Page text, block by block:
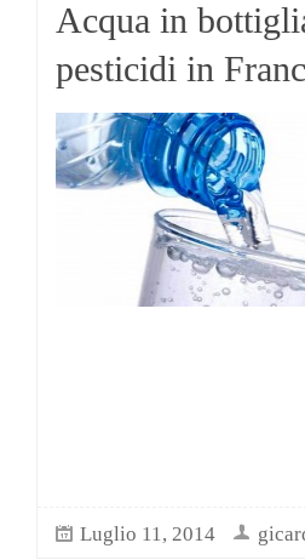
Acqua in
pesticidi in
Luglio 11, 2014